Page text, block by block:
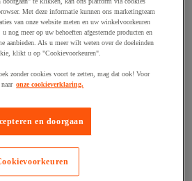
toebehoren
poetspapier
doeken
Met deze informatie kunnen ons marketingteam
van onze website meten en uw winkelvoorkeuren
nog meer op uw behoeften afgestemde producten en
aanbieden. Als u meer wilt weten over de doeleinden
klikt u op "Cookievoorkeuren".
zonder cookies voort te zetten, mag dat ook! Voor
onze cookieverklaring.
en doorgaan